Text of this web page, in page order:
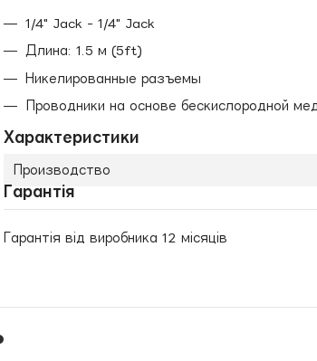
1/4" Jack - 1/4" Jack
Длина: 1.5 м (5ft)
Никелированные разъемы
Проводники на основе бескислородной
Характеристики
Производство
Гарантія
Гарантія від виробника 12 місяців